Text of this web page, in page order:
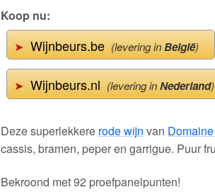
Koop nu:
➤Wijnbeurs.be(levering inBelgië)
➤Wijnbeurs.nl(levering inNederland)
Deze superlekkere rode wijn van
cassis, bramen, peper en garrigue. Puur
Bekroond met 92 proefpanelpunten!